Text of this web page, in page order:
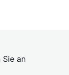
Sie an